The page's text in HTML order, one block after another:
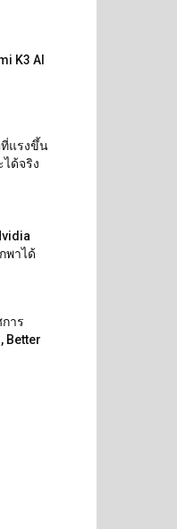
K3 AI
ที่แรงขึ้น
ได้จริง
พาได้
าร
Better